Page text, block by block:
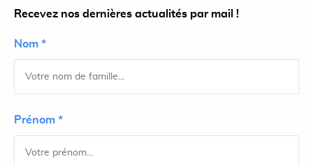
Recevez nos dernières actualités par mail !
Nom *
Prénom *